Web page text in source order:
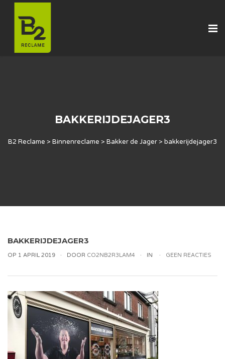
BAKKERIJDEJAGER3
B2 Reclame > Binnenreclame > Bakker de Jager> bakkerijdejager3
BAKKERIJDEJAGER3
OP 1 APRIL 2019 DOOR CO2NB2R3LAM4 IN GEEN REACTIES